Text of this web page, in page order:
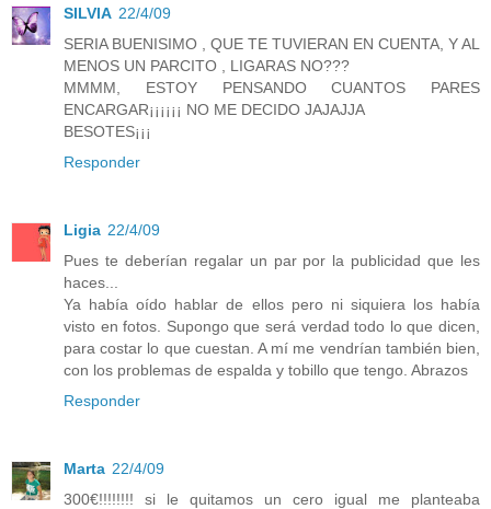
SILVIA 22/4/09
SERIA BUENISIMO , QUE TE TUVIERAN EN CUENTA, Y AL
MENOS UN PARCITO , LIGARAS NO???
MMMM, ESTOY PENSANDO CUANTOS PARES
ENCARGAR¡¡¡¡¡¡ NO ME DECIDO JAJAJJA
BESOTES¡¡¡
Responder
Ligia 22/4/09
Pues te deberían regalar un par por la publicidad que les
haces...
Ya había oído hablar de ellos pero ni siquiera los había
visto en fotos. Supongo que será verdad todo lo que dicen,
para costar lo que cuestan. A mí me vendrían también bien,
con los problemas de espalda y tobillo que tengo. Abrazos
Responder
Marta 22/4/09
300€!!!!!!!! si le quitamos un cero igual me planteaba